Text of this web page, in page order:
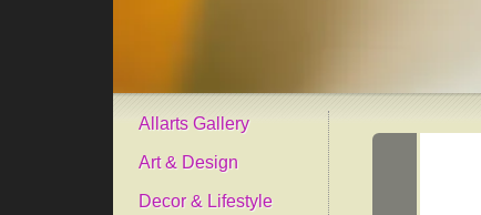
Allarts Gallery
Art & Design
Decor & Lifestyle